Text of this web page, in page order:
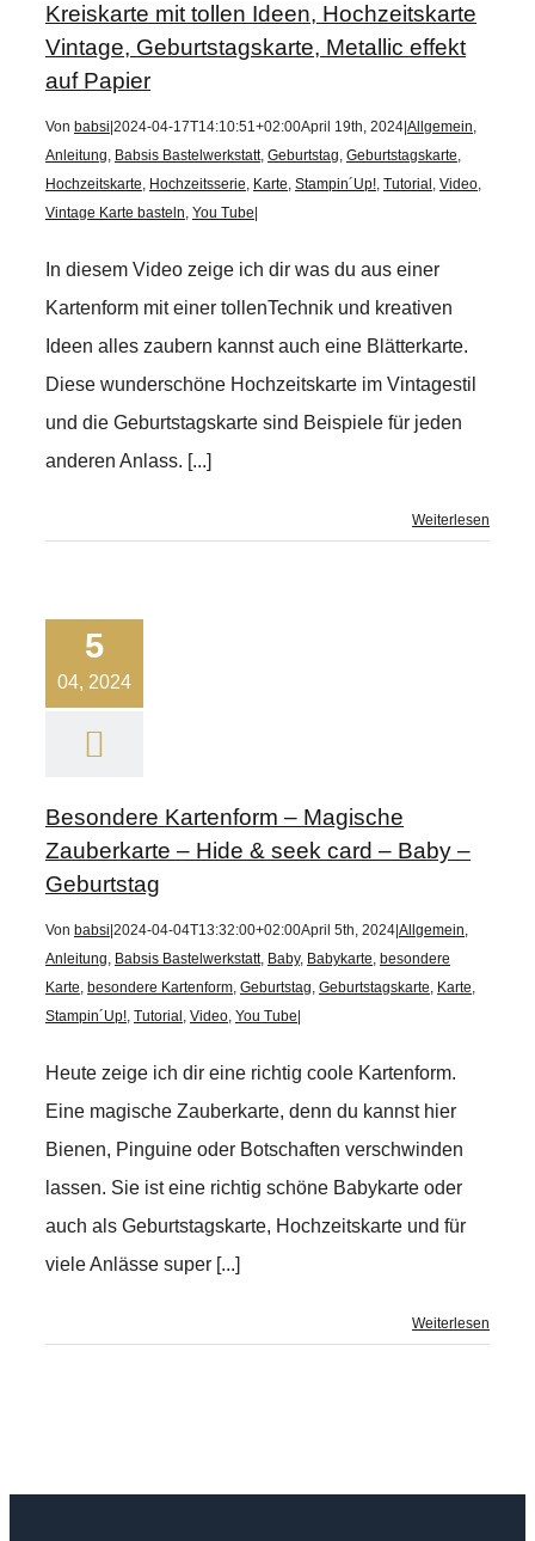
Kreiskarte mit tollen Ideen, Hochzeitskarte
Vintage, Geburtstagskarte, Metallic effekt
auf Papier
Von babsi 2024-04-17T14:10:51+02:00April 19th, 2024 Allgemein,
Anleitung, Babsis Bastelwerkstatt, Geburtstag, Geburtstagskarte,
Hochzeitskarte, Hochzeitsserie, Karte, Stampin´Up!, Tutorial , Video,
Vintage Karte basteln, You Tube
In diesem Video zeige ich dir was du aus einer
Kartenform mit einer tollenTechnik und kreativen
Ideen alles zaubern kannst auch eine Blätterkarte.
Diese wunderschöne Hochzeitskarte im Vintagestil
und die Geburtstagskarte sind Beispiele für jeden
anderen Anlass. [...]
Weiterlesen
5
04, 2024
Besondere Kartenform – Magische
Zauberkarte – Hide & seek card – Baby –
Geburtstag
Von babsi 2024-04-04T13:32:00+02:00April 5th, 2024 Allgemein,
Anleitung, Babsis Bastelwerkstatt, Baby, Babykarte, besondere
Karte, besondere Kartenform, Geburtstag, Geburtstagskarte, Karte,
Stampin´Up!, Tutorial , Video, You Tube
Heute zeige ich dir eine richtig coole Kartenform.
Eine magische Zauberkarte, denn du kannst hier
Bienen, Pinguine oder Botschaften verschwinden
lassen. Sie ist eine richtig schöne Babykarte oder
auch als Geburtstagskarte, Hochzeitskarte und für
viele Anlässe super [...]
Weiterlesen